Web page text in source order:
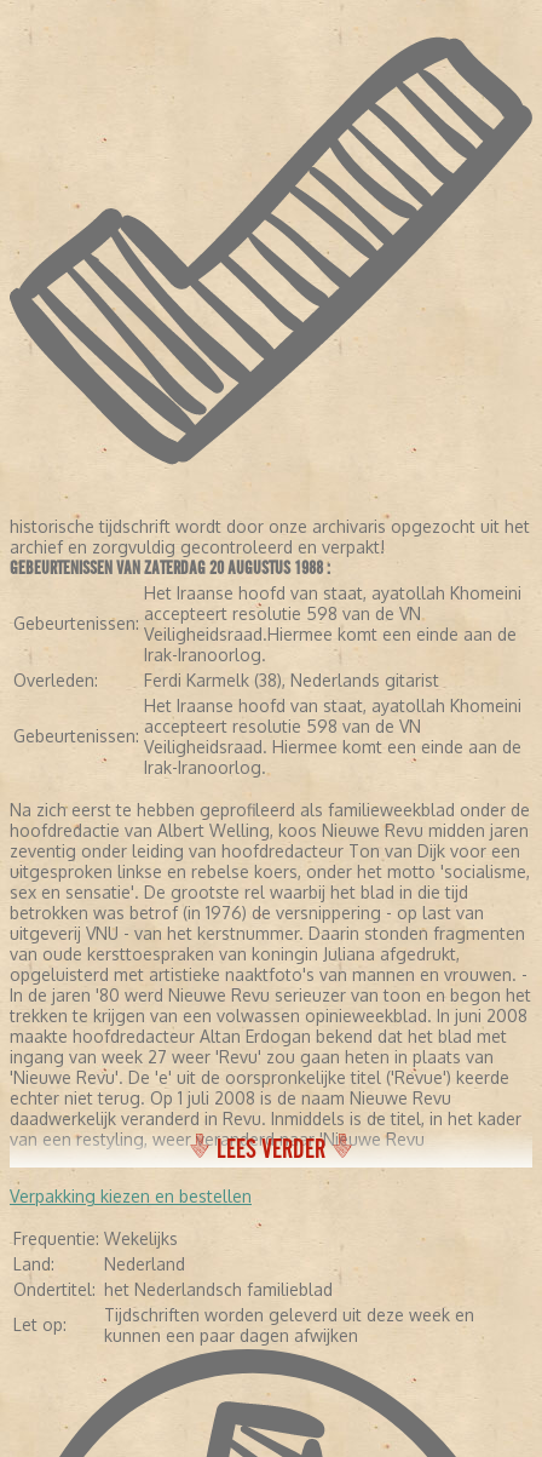
historische tijdschrift wordt door onze archivaris opgezocht uit het
archief en zorgvuldig gecontroleerd en verpakt!
GEBEURTENISSEN VAN ZATERDAG 20 AUGUSTUS 1988 :
Gebeurtenissen:
Het Iraanse hoofd van staat, ayatollah Khomeini
accepteert resolutie 598 van de VN
Veiligheidsraad.Hiermee komt een einde aan de
Irak-Iranoorlog.
Overleden:
Ferdi Karmelk (38), Nederlands gitarist
Gebeurtenissen:
Het Iraanse hoofd van staat, ayatollah Khomeini
accepteert resolutie 598 van de VN
Veiligheidsraad. Hiermee komt een einde aan de
Irak-Iranoorlog.
Na zich eerst te hebben geprofileerd als familieweekblad onder de
hoofdredactie van Albert Welling, koos Nieuwe Revu midden jaren
zeventig onder leiding van hoofdredacteur Ton van Dijk voor een
uitgesproken linkse en rebelse koers, onder het motto 'socialisme,
sex en sensatie'. De grootste rel waarbij het blad in die tijd
betrokken was betrof (in 1976) de versnippering - op last van
uitgeverij VNU - van het kerstnummer. Daarin stonden fragmenten
van oude kersttoespraken van koningin Juliana afgedrukt,
opgeluisterd met artistieke naaktfoto's van mannen en vrouwen. -
In de jaren '80 werd Nieuwe Revu serieuzer van toon en begon het
trekken te krijgen van een volwassen opinieweekblad. In juni 2008
maakte hoofdredacteur Altan Erdogan bekend dat het blad met
ingang van week 27 weer 'Revu' zou gaan heten in plaats van
'Nieuwe Revu'. De 'e' uit de oorspronkelijke titel ('Revue') keerde
echter niet terug. Op 1 juli 2008 is de naam Nieuwe Revu
daadwerkelijk veranderd in Revu. Inmiddels is de titel, in het kader
van een restyling, weer veranderd naar 'Nieuwe Revu
LEES VERDER
Verpakking kiezen en bestellen
Frequentie: Wekelijks
Land:
Nederland
Ondertitel: het Nederlandsch familieblad
Let op:
Tijdschriften worden geleverd uit deze week en
kunnen een paar dagen afwijken